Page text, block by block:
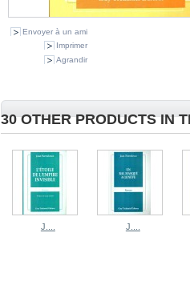
Envoyer à un ami
Imprimer
Agrandir
30 OTHER PRODUCTS IN
J.... J....